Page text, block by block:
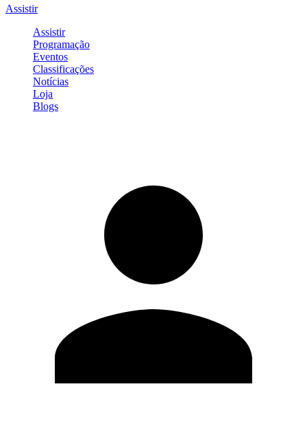
Assistir
Assistir
Programação
Eventos
Classificações
Notícias
Loja
Blogs